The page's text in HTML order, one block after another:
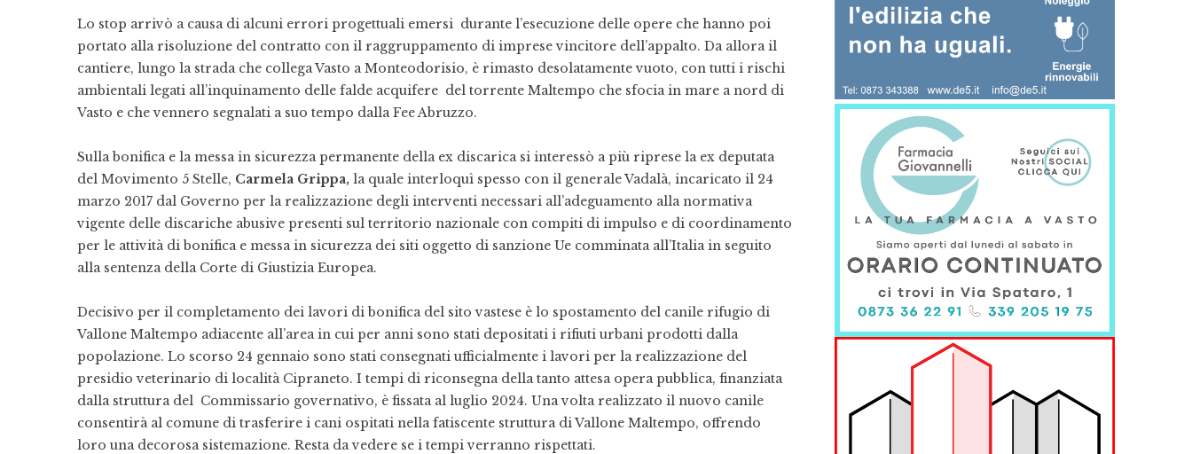
Lo stop arrivò a causa di alcuni errori progettuali emersi durante l’esecuzione delle opere che hanno poi
portato alla risoluzione del contratto con il raggruppamento di imprese vincitore dell’appalto. Da allora il
cantiere, lungo la strada che collega Vasto a Monteodorisio, è rimasto desolatamente vuoto, con tutti i rischi
ambientali legati all’inquinamento delle falde acquifere del torrente Maltempo che sfocia in mare a nord di
Vasto e che vennero segnalati a suo tempo dalla Fee Abruzzo.
Sulla bonifica e la messa in sicurezza permanente della ex discarica si interessò a più riprese la ex deputata
del Movimento 5 Stelle, Carmela Grippa, la quale interloquì spesso con il generale Vadalà, incaricato il 24
marzo 2017 dal Governo per la realizzazione degli interventi necessari all’adeguamento alla normativa
vigente delle discariche abusive presenti sul territorio nazionale con compiti di impulso e di coordinamento
per le attività di bonifica e messa in sicurezza dei siti oggetto di sanzione Ue comminata all’Italia in seguito
alla sentenza della Corte di Giustizia Europea.
Decisivo per il completamento dei lavori di bonifica del sito vastese è lo spostamento del canile rifugio di
Vallone Maltempo adiacente all’area in cui per anni sono stati depositati i rifiuti urbani prodotti dalla
popolazione. Lo scorso 24 gennaio sono stati consegnati ufficialmente i lavori per la realizzazione del
presidio veterinario di località Cipraneto. I tempi di riconsegna della tanto attesa opera pubblica, finanziata
dalla struttura del Commissario governativo, è fissata al luglio 2024. Una volta realizzato il nuovo canile
consentirà al comune di trasferire i cani ospitati nella fatiscente struttura di Vallone Maltempo, offrendo
loro una decorosa sistemazione. Resta da vedere se i tempi verranno rispettati.